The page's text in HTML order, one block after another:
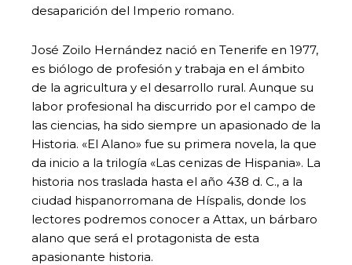
desaparición del Imperio romano.
José Zoilo Hernández nació en Tenerife en 1977,
es biólogo de profesión y trabaja en el ámbito
de la agricultura y el desarrollo rural. Aunque su
labor profesional ha discurrido por el campo de
las ciencias, ha sido siempre un apasionado de la
Historia. «El Alano» fue su primera novela, la que
da inicio a la trilogía «Las cenizas de Hispania». La
historia nos traslada hasta el año 438 d. C., a la
ciudad hispanorromana de Híspalis, donde los
lectores podremos conocer a Attax, un bárbaro
alano que será el protagonista de esta
apasionante historia.